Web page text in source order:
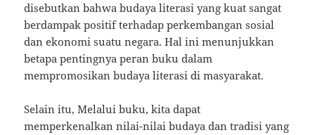
disebutkan bahwa budaya literasi yang kuat sangat
berdampak positif terhadap perkembangan sosial
dan ekonomi suatu negara. Hal ini menunjukkan
betapa pentingnya peran buku dalam
mempromosikan budaya literasi di masyarakat.
Selain itu, Melalui buku, kita dapat
memperkenalkan nilai-nilai budaya dan tradisi yang